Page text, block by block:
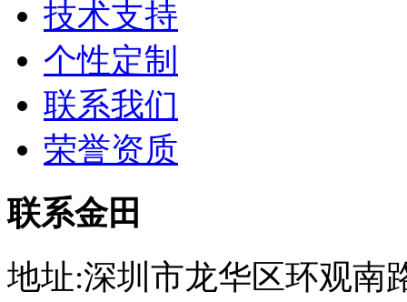
技术支持
个性定制
联系我们
荣誉资质
联系金田
地址:深圳市龙华区环观南